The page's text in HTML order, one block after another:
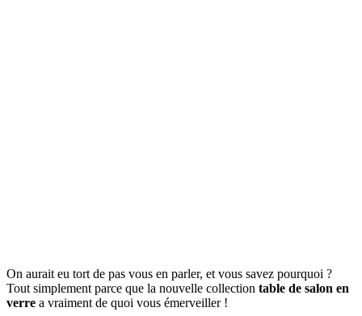
On aurait eu tort de pas vous en parler, et vous savez pourquoi ?
Tout simplement parce que la nouvelle collection table de salon en
verre a vraiment de quoi vous émerveiller !